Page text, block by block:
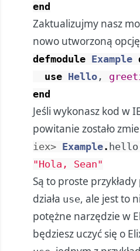
end
Zaktualizujmy nasz
nowo utworzoną opcję
defmodule Example
use Hello ,
end
Jeśli wykonasz kod w
powitanie zostało
iex> Example. hello
"Hola, Sean"
Są to proste
działa use, ale jest to
potężne narzędzie w
będziesz uczyć się o